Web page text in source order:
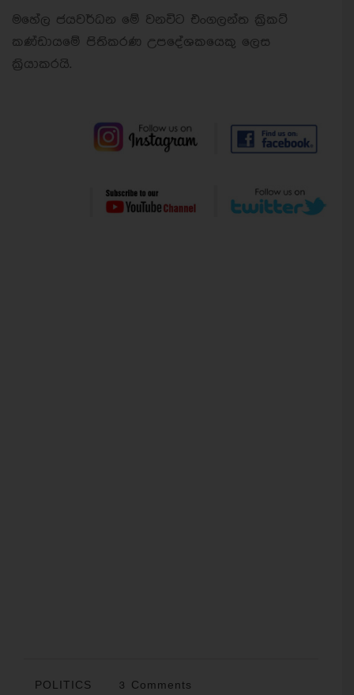
මහේල ජයවර්ධන මේ වනවිට එංගලන්ත ක්‍රිකට්
කණ්ඩායමේ පිතිකරණ උපදේශකයෙකු ලෙස
ක්‍රියාකරයි.
POLITICS 3 Comments